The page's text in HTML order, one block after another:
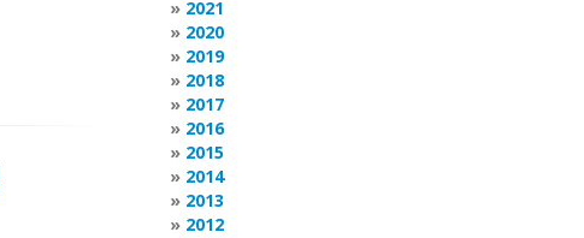
2021
2020
2019
2018
2017
2016
2015
2014
2013
2012